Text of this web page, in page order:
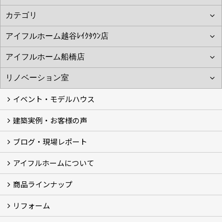
イベント・モデルハウス
イベント
モデルハウス見学
建築実例・お客様の声
建築実例
お客様の声
ブログ・現場レポート
ブログ
現場レポート
アイフルホームについて
アイフルホームについて (5)
商品ラインナップ
商品ラインナップ
リフォーム